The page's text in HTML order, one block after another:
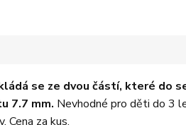
se ze dvou částí, které do
7.7 mm. Nevhodné pro děti do 3
Cena za kus.